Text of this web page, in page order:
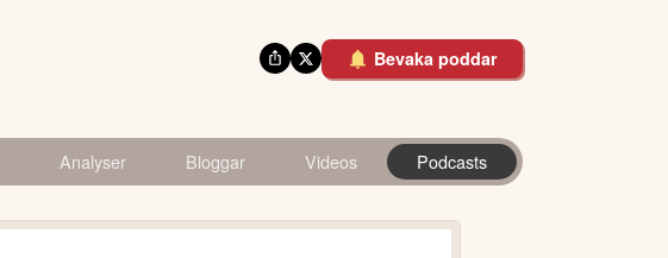
Bevaka poddar
Analyser Bloggar Videos Podcasts